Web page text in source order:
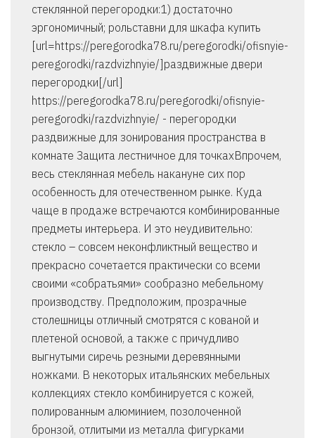
стеклянной перегородки:1) достаточно
эргономичный; рольставни для шкафа купить
[url=https://peregorodka78.ru/peregorodki/ofisnyie-
peregorodki/razdvizhnyie/]раздвижные двери
перегородки[/url]
https://peregorodka78.ru/peregorodki/ofisnyie-
peregorodki/razdvizhnyie/ - перегородки
раздвижные для зонирования пространства в
комнате Защита лестничное для точкахВпрочем,
весь стеклянная мебель накануне сих пор
особенность для отечественном рынке. Куда
чаще в продаже встречаются комбинированные
предметы интерьера. И это неудивительно:
стекло – совсем неконфликтный вещество и
прекрасно сочетается практически со всеми
своими «собратьями» сообразно мебельному
производству. Предположим, прозрачные
столешницы отличный смотрятся с кованой и
плетеной основой, а также с причудливо
выгнутыми сиречь резными деревянными
ножками. В некоторых итальянских мебельных
коллекциях стекло комбинируется с кожей,
полированным алюминием, позолоченной
бронзой, отлитыми из металла фигурками